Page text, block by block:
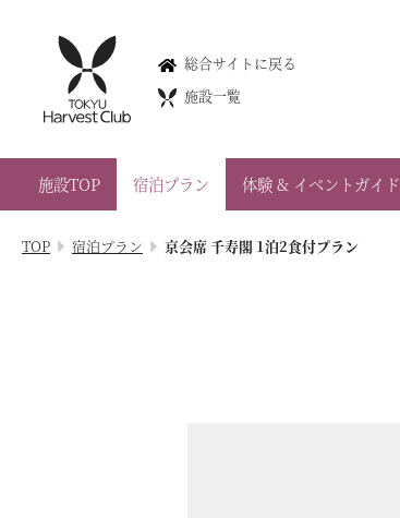
総合サイトに戻る
施設一覧
施設TOP 宿泊プラン 体験 & イベントガイド
京都鷹峯
Kyoto Takagamine
会員権のご案内
TOP
TOP 宿泊プラン 京会席 千寿閣 1泊2食付プラン